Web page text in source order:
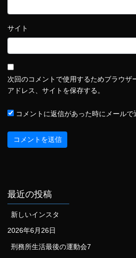
サイト
次回のコメントで使用するためブラウザ
アドレス、サイトを保存する。
コメントに返信があった時にメールで
最近の投稿
新しいインスタ
2026年6月26日
刑務所生活最後の運動会7